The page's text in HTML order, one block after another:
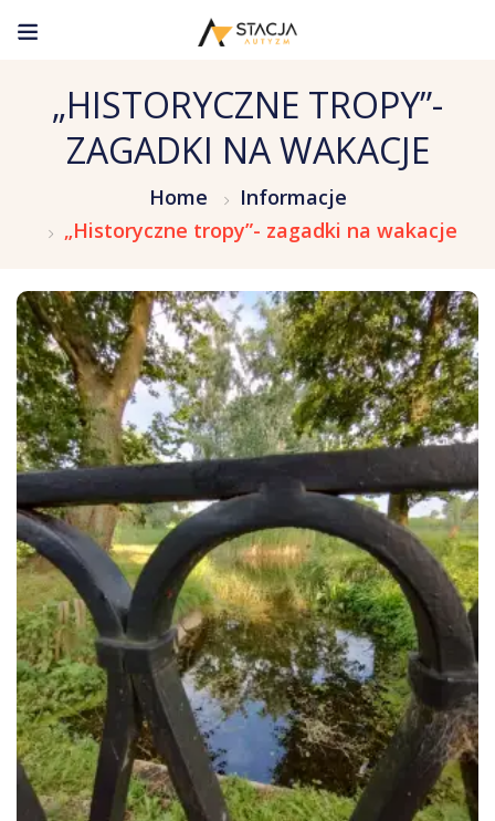
„HISTORYCZNE TROPY”-
ZAGADKI NA WAKACJE
Home
Informacje
„Historyczne tropy”- zagadki na wakacje